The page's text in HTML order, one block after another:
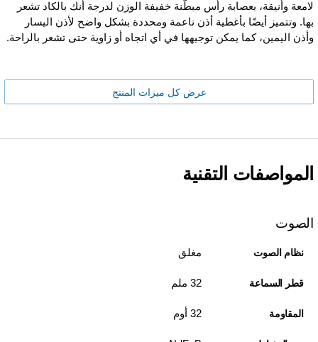
لامعة وأنيقة، بعصابة رأس مبطّنة خفيفة الوزن لدرجة أنك بالكاد تشعر
بها. وتتميز أيضًا بأغطية أذن ناعمة ومحددة بشكل واضح لأذن اليسار
وأذن اليمين، كما يمكن توجيهها في أي اتجاه أو زاوية حتى تشعر بالراحة.
عرض كل ميزات المنتج
المواصفات التقنية
الصوت
نظام الصوت مغلق
قطر السماعة 32 ملم
المقاومة 32 أوم